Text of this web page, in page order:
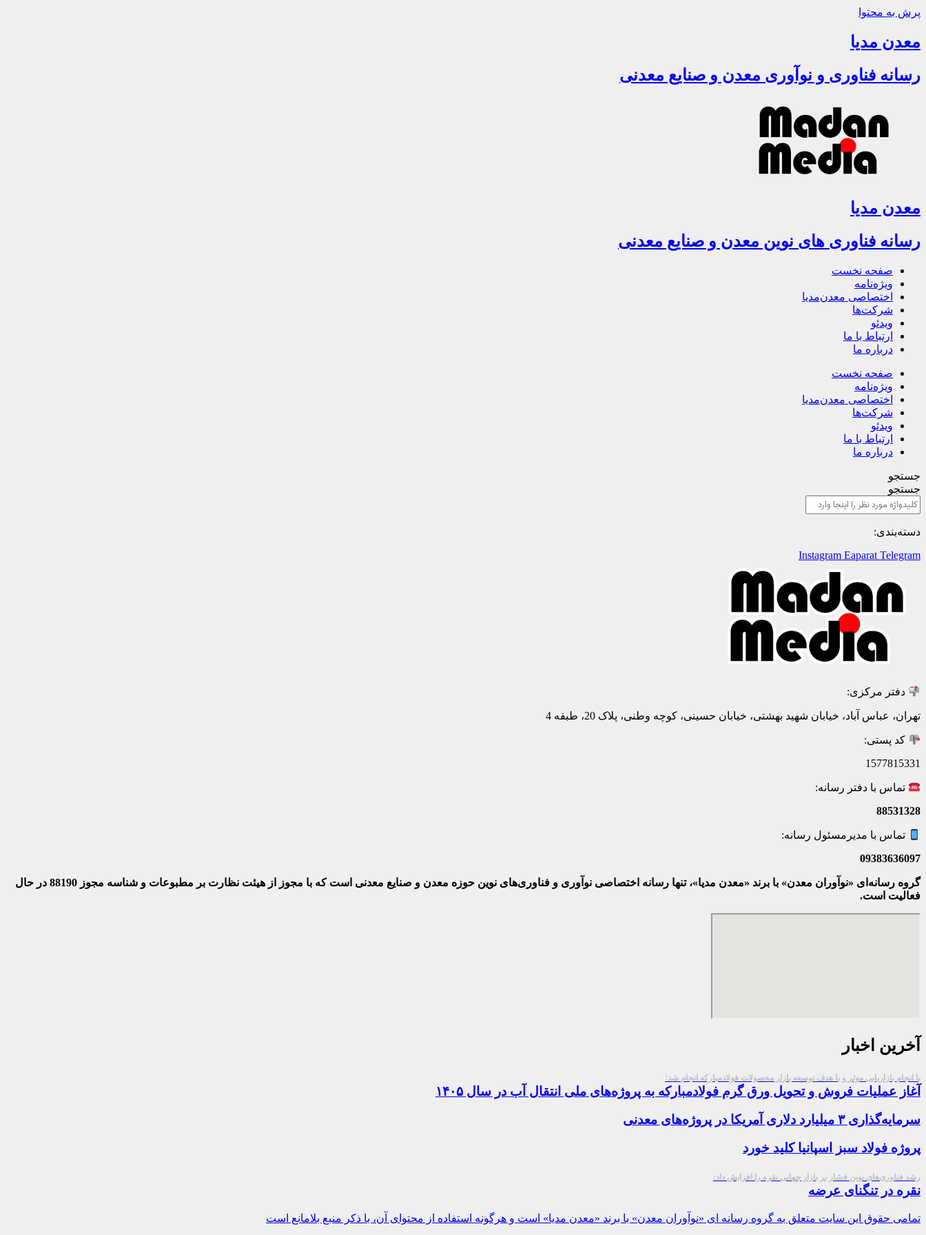
پرش به محتوا
معدن مدیا
رسانه فناوری و نوآوری معدن و صنایع معدنی
معدن مدیا
رسانه فناوری های نوین معدن و صنایع معدنی
صفحه نخست
ویژه‌نامه
اختصاصی معدن‌مدیا
شرکت‌ها
ویدئو
ارتباط با ما
درباره ما
صفحه نخست
ویژه‌نامه
اختصاصی معدن‌مدیا
شرکت‌ها
ویدئو
ارتباط با ما
درباره ما
جستجو
جستجو
دسته‌بندی:
Instagram Eaparat Telegram
دفتر مرکزی:
تهران، عباس آباد، خیابان شهید بهشتی، خیابان حسینی، کوچه وطنی، پلاک 20، طبقه 4
کد پستی:
1577815331
تماس با دفتر رسانه:
88531328
تماس با مدیرمسئول رسانه:
09383636097
گروه رسانه‌ای «نوآوران معدن» با برند «معدن مدیا»، تنها رسانه اختصاصی نوآوری و فناوری‌های نوین حوزه معدن و صنایع معدنی‌ است که با مجوز از هیئت نظارت بر مطبوعات
و شناسه مجوز 88190 در حال
فعالیت است.
آخرین اخبار
با انجام بازاریابی موثر و با هدف توسعه بازار محصولات فولادمبارکه انجام شد؛
آغاز عملیات فروش و تحویل ورق گرم فولادمبارکه به پروژه‌های ملی انتقال آب در سال ۱۴۰۵
سرمایه‌گذاری ۳ میلیارد دلاری آمریکا در پروژه‌های معدنی
پروژه فولاد سبز اسپانیا کلید خورد
رشد فناوری‌های نوین فشار بر بازار جهانی نقره را افزایش داد:
نقره در تنگنای عرضه
تمامی حقوق این سایت متعلق به گروه رسانه ای «نوآوران معدن» با برند «معدن مدیا» است و هرگونه استفاده از محتوای آن، با ذکر منبع بلامانع است